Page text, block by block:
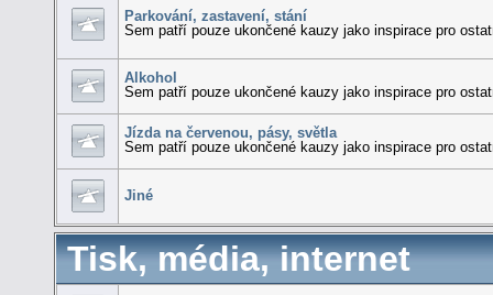
Parkování, zastavení, stání
Sem patří pouze ukončené kauzy jako inspirace pro
Alkohol
Sem patří pouze ukončené kauzy jako inspirace pro
Jízda na červenou, pásy, světla
Sem patří pouze ukončené kauzy jako inspirace pro
Jiné
Tisk, média, internet